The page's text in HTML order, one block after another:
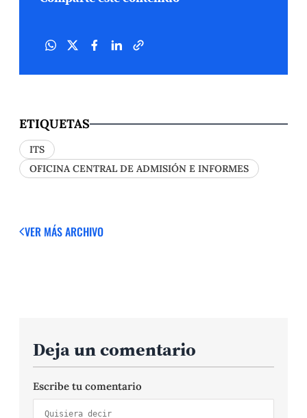
ETIQUETAS
ITS
OFICINA CENTRAL DE ADMISIÓN E INFORMES
VER MÁSARCHIVO
Deja un comentario
Escribe tu comentario